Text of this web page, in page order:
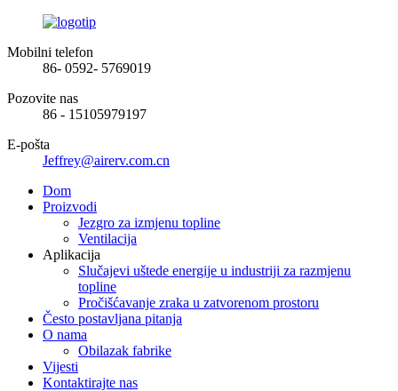
Mobilni telefon
86- 0592- 5769019
Pozovite nas
86 - 15105979197
E-pošta
Jeffrey@airerv.com.cn
Dom
Proizvodi
Jezgro za izmjenu topline
Ventilacija
Aplikacija
Slučajevi uštede energije u industriji za razmjenu
topline
Pročišćavanje zraka u zatvorenom prostoru
Često postavljana pitanja
O nama
Obilazak fabrike
Vijesti
Kontaktirajte nas